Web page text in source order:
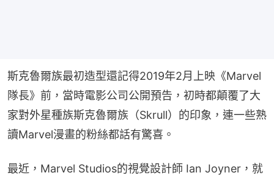
斯克魯爾族最初造型還記得2019年2月上映《Marvel
隊長》前，當時電影公司公開預告，初時都顛覆了大
家對外星種族斯克魯爾族（Skrull）的印象，連一些熟
讀Marvel漫畫的粉絲都話有驚喜。
最近，Marvel Studios的視覺設計師 Ian Joyner，就